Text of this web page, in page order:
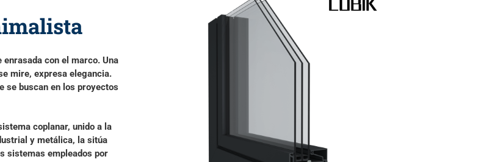
enrasada con el marco. Una
mire, expresa elegancia.
se buscan en los proyectos
coplanar, unido a la
y metálica, la sitúa
sistemas empleados por